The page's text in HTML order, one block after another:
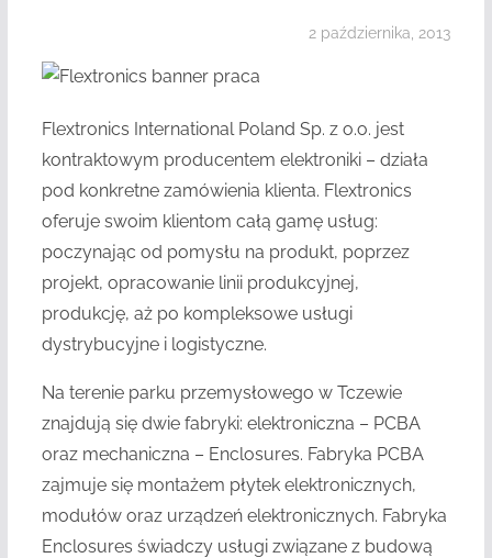
2 października, 2013
Flextronics International Poland Sp. z o.o. jest
kontraktowym producentem elektroniki – działa
pod konkretne zamówienia klienta. Flextronics
oferuje swoim klientom całą gamę usług:
poczynając od pomysłu na produkt, poprzez
projekt, opracowanie linii produkcyjnej,
produkcję, aż po kompleksowe usługi
dystrybucyjne i logistyczne.
Na terenie parku przemysłowego w Tczewie
znajdują się dwie fabryki: elektroniczna – PCBA
oraz mechaniczna – Enclosures. Fabryka PCBA
zajmuje się montażem płytek elektronicznych,
modułów oraz urządzeń elektronicznych. Fabryka
Enclosures świadczy usługi związane z budową